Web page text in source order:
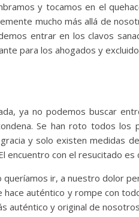
y tocamos en el
mucho más allá de
entrar en los clavos
para los ahogados y
ya no podemos buscar
Se han roto todos
y solo existen medidas
encuentro con el resucitado es
queríamos ir, a nuestro dolor
hace auténtico y rompe con
auténtico y original de